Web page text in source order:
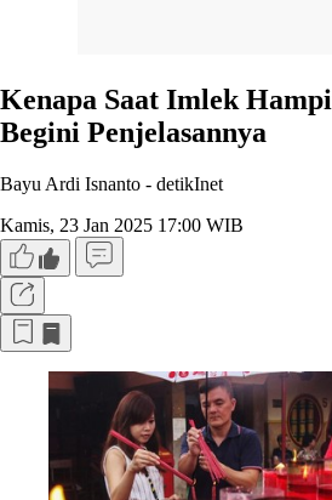
Kenapa Saat Imlek
Begini Penjelasannya
Bayu Ardi Isnanto - detikInet
Kamis, 23 Jan 2025 17:00 WIB